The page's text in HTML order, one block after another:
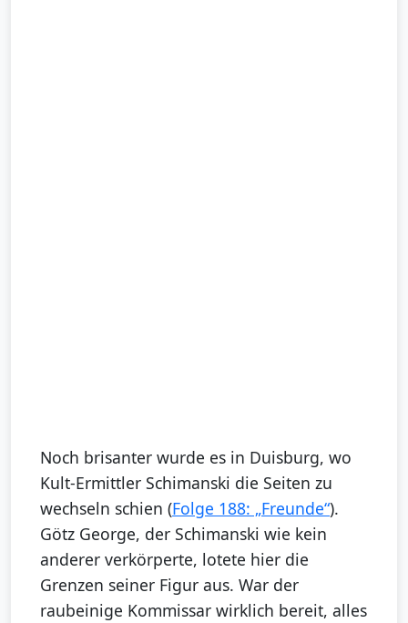
Noch brisanter wurde es in Duisburg, wo
Kult-Ermittler Schimanski die Seiten zu
wechseln schien (Folge 188: „Freunde“).
Götz George, der Schimanski wie kein
anderer verkörperte, lotete hier die
Grenzen seiner Figur aus. War der
raubeinige Kommissar wirklich bereit, alles